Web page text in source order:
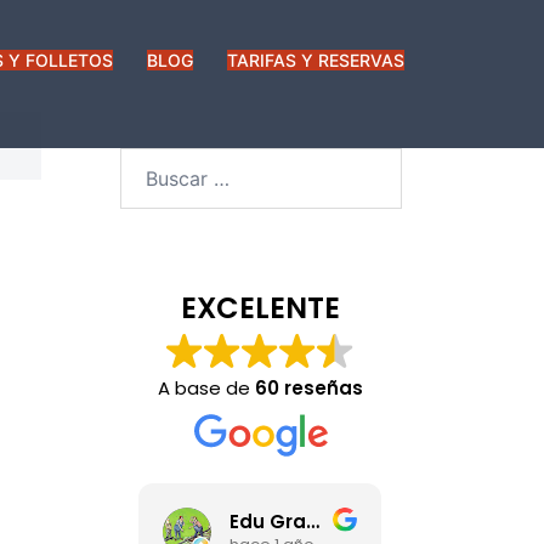
Y FOLLETOS BLOG
TARIFAS Y RESERVAS
EXCELENTE
A base de 60 reseñas
Edu Gracia